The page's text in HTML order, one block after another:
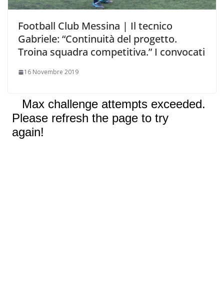
Football Club Messina | Il tecnico
Gabriele: “Continuità del progetto.
Troina squadra competitiva.” I convocati
16 Novembre 2019